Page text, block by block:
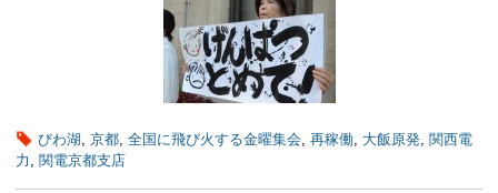
びわ湖, 京都, 全国に飛び火する金曜集会, 再稼働, 大飯原発, 関西電
力 , 関電京都支店